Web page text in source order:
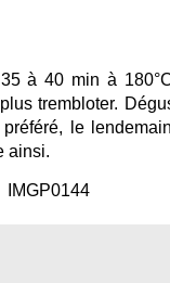
à 40 min à
trembloter.
le
ainsi.